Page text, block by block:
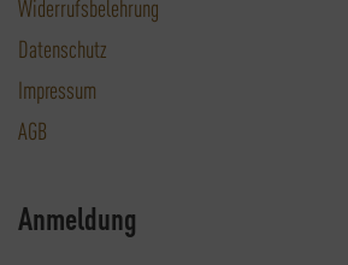
Widerrufsbelehrung
Datenschutz
Impressum
AGB
Anmeldung